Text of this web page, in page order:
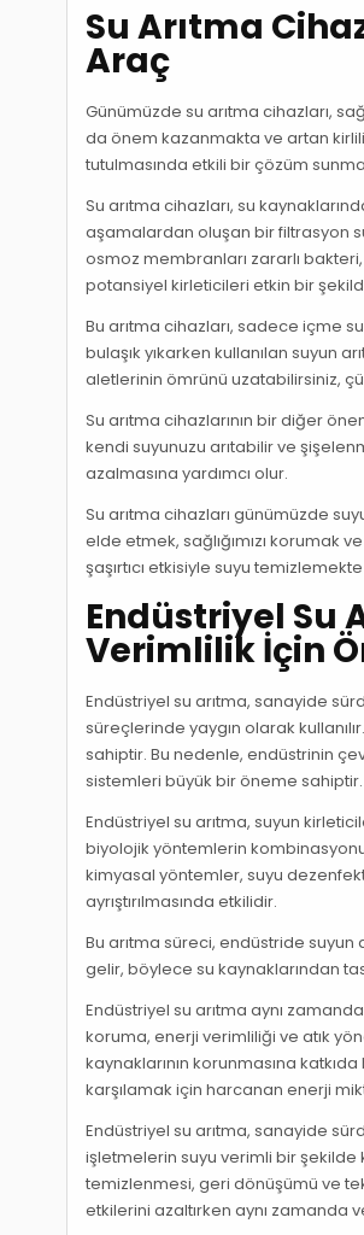
Su Arıtma
Araç
Günümüzde su arıtma cihazları,
da önem kazanmakta ve artan
tutulmasında etkili bir çözüm
Su arıtma cihazları, su
aşamalardan oluşan bir filtrasyon
osmoz membranları zararlı bakteri,
potansiyel kirleticileri etkin bir
Bu arıtma cihazları, sadece içme
bulaşık yıkarken kullanılan suyun
aletlerinin ömrünü uzatabilirsiniz,
Su arıtma cihazlarının bir diğer
kendi suyunuzu arıtabilir ve
azalmasına yardımcı olur.
Su arıtma cihazları günümüzde
elde etmek, sağlığımızı korumak
şaşırtıcı etkisiyle suyu
Endüstriyel Su
Verimlilik İçin
Endüstriyel su arıtma, sanayide
süreçlerinde yaygın olarak
sahiptir. Bu nedenle, endüstrinin
sistemleri büyük bir öneme sahiptir.
Endüstriyel su arıtma, suyun
biyolojik yöntemlerin
kimyasal yöntemler, suyu
ayrıştırılmasında etkilidir.
Bu arıtma süreci, endüstride suyun
gelir, böylece su kaynaklarından
Endüstriyel su arıtma aynı
koruma, enerji verimliliği ve atık
kaynaklarının korunmasına
karşılamak için harcanan enerji
Endüstriyel su arıtma, sanayide
işletmelerin suyu verimli bir şekilde
temizlenmesi, geri dönüşümü ve
etkilerini azaltırken aynı zamanda